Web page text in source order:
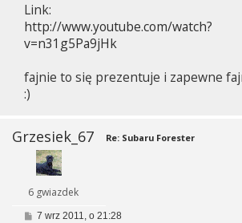
Link:
http://www.youtube.com/watch?
v=n31g5Pa9jHk
fajnie to się prezentuje i zapewne
:)
Grzesiek_67
6 gwiazdek
Re: Subaru Forester
P7 wrz 2011, o 21:28